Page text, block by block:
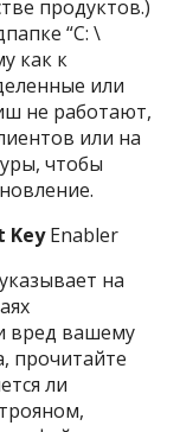
продуктов.)
“C: \
как к
или
не работают,
или на
чтобы
KeyEnabler
на
вред вашему
прочитайте
ли